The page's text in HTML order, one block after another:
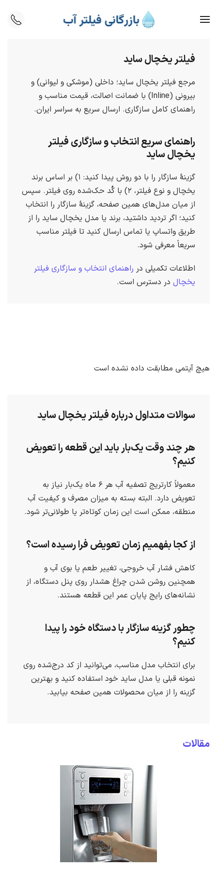
Skip to main content
فیلتر یخچال ساید
مرجع فیلتر یخچال ساید؛ داخلی (موشکی و لیوانی) و
بیرونی (Inline) با ضمانت اصالت، قیمت مناسب و
راهنمای کامل سازگاری. ارسال سریع به سراسر ایران.
راهنمای سریع انتخاب و سازگاری فیلتر
یخچال ساید
گزینهٔ سازگار را با دو روش پیدا کنید: ۱) بر اساس برند
یخچال و نوع فیلتر، ۲) با کُد حک‌شده روی فیلتر. سپس
از میان مدل‌های همین صفحه، گزینهٔ سازگار را انتخاب
کنید؛ اگر تردید داشتید، برند یا مدل یخچال ساید را از
طریق واتساپ یا تماس ارسال کنید تا فیلتر مناسب
سریعاً معرفی شود.
اطلاعات تکمیلی در راهنمای انتخاب و سازگاری فیلتر
یخچال در دسترس است.
هیچ آیتمی مطابقت داده نشده است
سوالات متداول درباره فیلتر یخچال ساید
هر چند وقت یک‌بار باید این قطعه را تعویض
کنیم؟
معمولاً کارتریج تصفیه آب هر ۶ ماه یک‌بار نیاز به
تعویض دارد. البته بسته به میزان مصرف و کیفیت آب
منطقه، ممکن است این زمان کوتاه‌تر یا طولانی‌تر شود.
از کجا بفهمیم زمان تعویض فرا رسیده است؟
کاهش فشار آب خروجی، تغییر طعم یا بوی آب و
همچنین روشن شدن چراغ هشدار روی پنل دستگاه، از
نشانه‌های رایج پایان عمر این قطعه هستند.
چطور گزینه سازگار با دستگاه خود را پیدا
کنیم؟
برای انتخاب مدل مناسب، می‌توانید از کد درج‌شده روی
نمونه قبلی یا مدل ساید خود استفاده کنید و بهترین
گزینه را از میان محصولات همین صفحه بیابید.
مقالات